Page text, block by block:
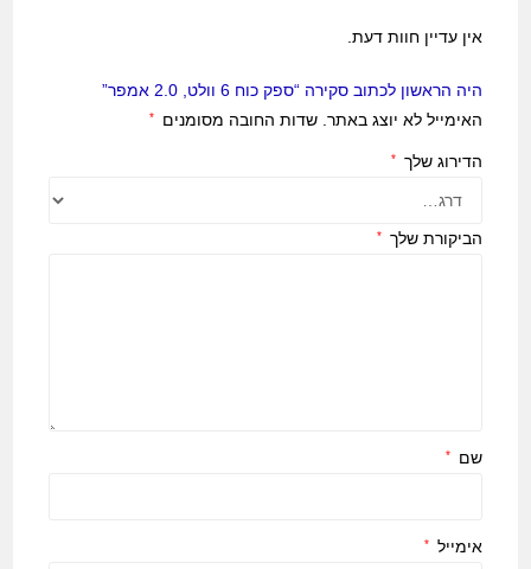
אין עדיין חוות דעת.
היה הראשון לכתוב סקירה “ספק כוח 6 וולט, 2.0 אמפר”
האימייל לא יוצג באתר. שדות החובה מסומנים *
הדירוג שלך *
הביקורת שלך *
שם *
אימייל *